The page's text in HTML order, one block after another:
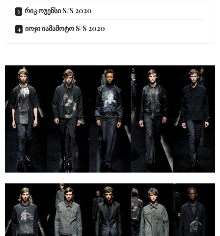
რიკ ოუენსი S/S 2020
იოჯი იამამოტო S/S 2020